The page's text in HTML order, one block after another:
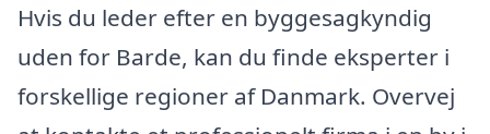
Hvis du leder efter en byggesagkyndig
uden for Barde, kan du finde eksperter i
forskellige regioner af Danmark. Overvej